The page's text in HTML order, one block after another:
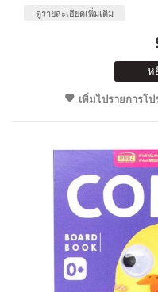
ดูรายละเอียดเพิ่มเติม
ห
เพิ่มไปรายการโป